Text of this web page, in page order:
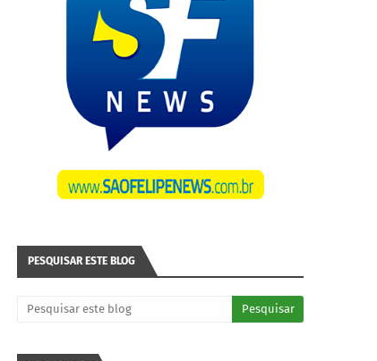
PESQUISAR ESTE BLOG